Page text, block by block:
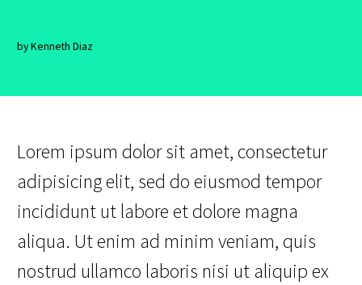
by Kenneth Diaz
Lorem ipsum dolor sit amet, consectetur
adipisicing elit, sed do eiusmod tempor
incididunt ut labore et dolore magna
aliqua. Ut enim ad minim veniam, quis
nostrud ullamco laboris nisi ut aliquip ex